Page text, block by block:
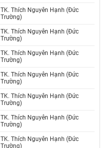
TK. Thích Nguyên Hạnh (Đức
Trường)
TK. Thích Nguyên Hạnh (Đức
Trường)
TK. Thích Nguyên Hạnh (Đức
Trường)
TK. Thích Nguyên Hạnh (Đức
Trường)
TK. Thích Nguyên Hạnh (Đức
Trường)
TK. Thích Nguyên Hạnh (Đức
Trường)
TK. Thích Nguyên Hạnh (Đức
Trường)